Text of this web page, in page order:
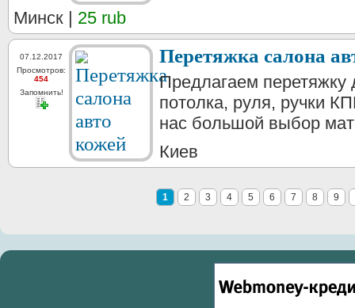
Минск | 25 rub
07.12.2017
Просмотров:
454
Запомнить!
Перетяжка салона
Предлагаем перетяжку
потолка, руля, ручки
нас большой выбор
Киев
1 2 3 4 5 6 7 8 9